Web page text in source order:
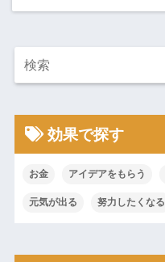
効果で探す
お金 アイデアをもらう
元気が出る 努力したくなる